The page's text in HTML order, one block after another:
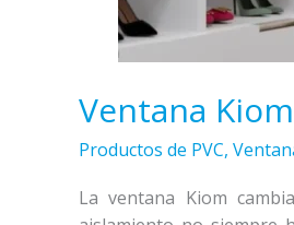
Ventana
Productos de PVC,
La ventana Kiom